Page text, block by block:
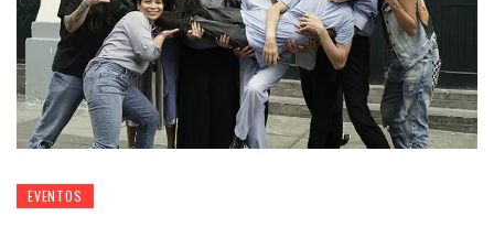
EVENTOS